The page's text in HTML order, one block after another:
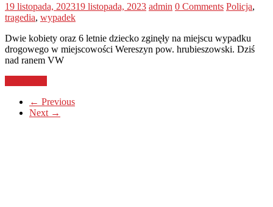
19 listopada, 202319 listopada, 2023 admin 0 Comments Policja,
tragedia, wypadek
Dwie kobiety oraz 6 letnie dziecko zginęły na miejscu wypadku
drogowego w miejscowości Wereszyn pow. hrubieszowski. Dziś
nad ranem VW
← Previous
Next →